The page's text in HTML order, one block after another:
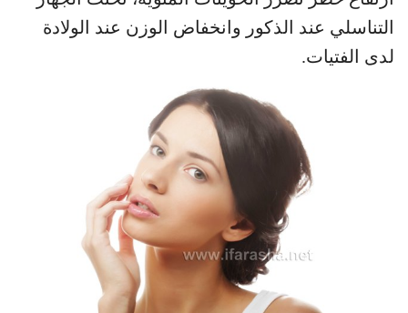
التناسلي عند الذكور وانخفاض الوزن عند الولادة
لدى الفتيات.